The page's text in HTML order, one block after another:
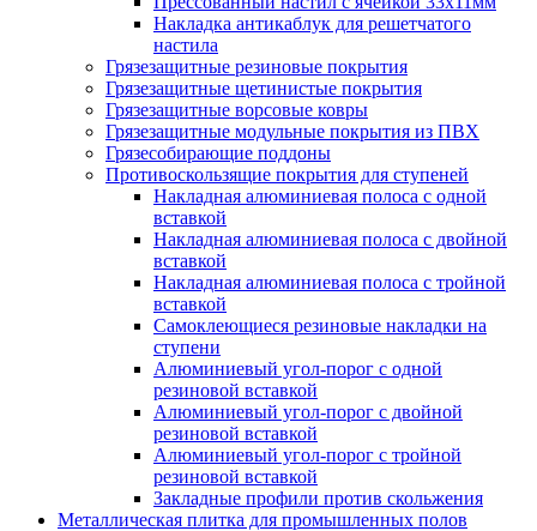
Накладка антикаблук для решетчатого
настила
Грязезащитные резиновые покрытия
Грязезащитные щетинистые покрытия
Грязезащитные ворсовые ковры
Грязезащитные модульные покрытия из ПВХ
Грязесобирающие поддоны
Противоскользящие покрытия для ступеней
Накладная алюминиевая полоса с одной
вставкой
Накладная алюминиевая полоса с двойной
вставкой
Накладная алюминиевая полоса с тройной
вставкой
Самоклеющиеся резиновые накладки на
ступени
Алюминиевый угол-порог с одной
резиновой вставкой
Алюминиевый угол-порог с двойной
резиновой вставкой
Алюминиевый угол-порог с тройной
резиновой вставкой
Закладные профили против скольжения
Металлическая плитка для промышленных полов